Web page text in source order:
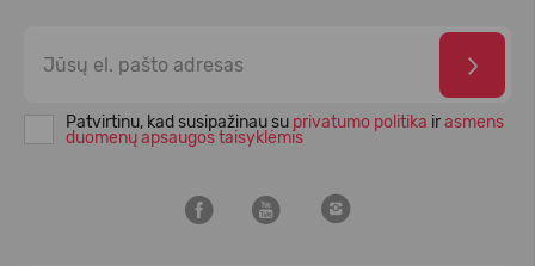
Patvirtinu, kad susipažinau su privatumo politika irasmens
duomenų apsaugos taisyklėmis